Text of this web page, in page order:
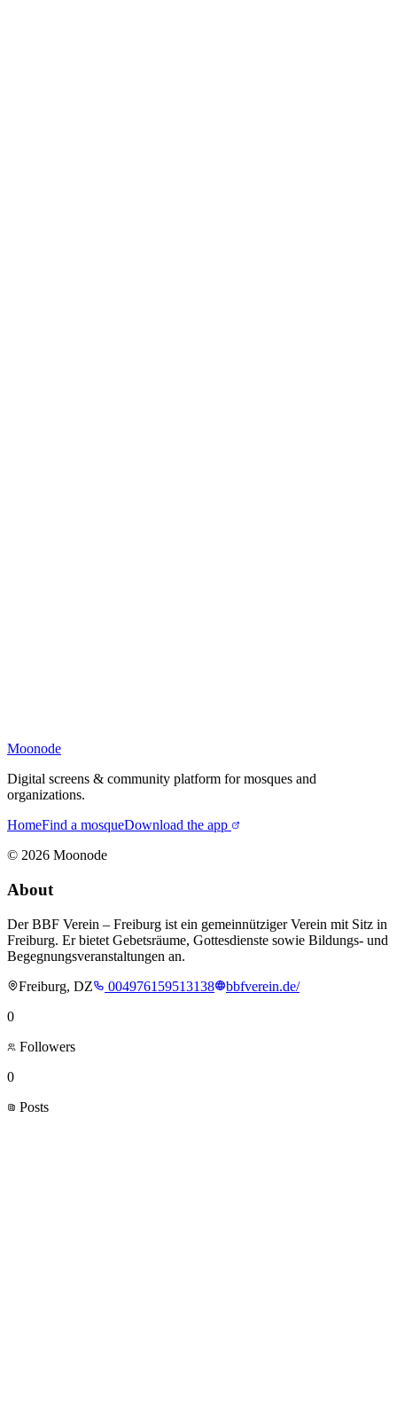
Moonode
Digital screens & community platform for mosques and
organizations.
HomeFind a mosqueDownload the app
© 2026 Moonode
About
Der BBF Verein – Freiburg ist ein gemeinnütziger Verein mit Sitz in
Freiburg. Er bietet Gebetsräume, Gottesdienste sowie Bildungs- und
Begegnungsveranstaltungen an.
Freiburg, DZ
004976159513138
bbfverein.de/
0
Followers
0
Posts